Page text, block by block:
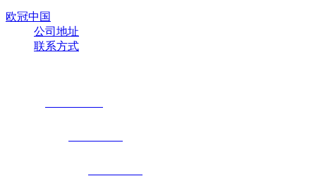
欧冠中国
公司地址
联系方式